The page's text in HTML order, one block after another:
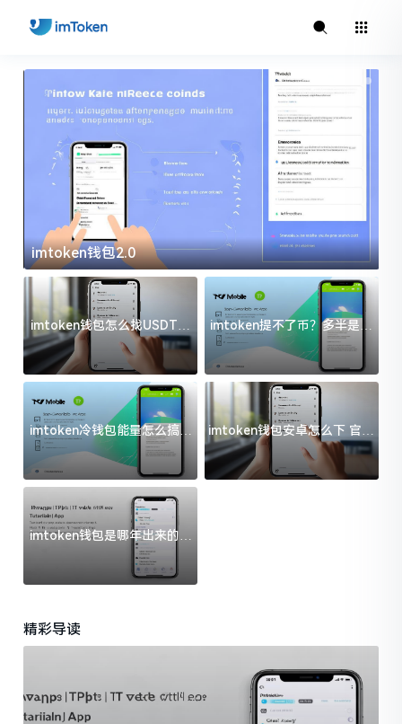
imtoken钱包2.0
imtoken钱包怎么找USDT地
址？三步搞定不踩坑
imtoken提不了币？多半是这
几件事没处理好
imtoken冷钱包能量怎么搞？
过来人告诉你门道
imtoken钱包安卓怎么下 官方
渠道避坑指南
imtoken钱包是哪年出来的？
一文给你说清楚
精彩导读